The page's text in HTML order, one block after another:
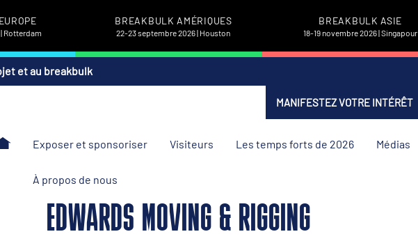
| Rotterdam
BREAKBULK AMÉRIQUES
22-23 septembre 2026 | Houston
BREAKBULK ASIE
18-19 novembre 2026 | Singapour
et au breakbulk
MANIFESTEZ VOTRE INTÉRÊT
Exposer et sponsoriser Visiteurs Les temps forts de 2026 Médias
À propos de nous
EDWARDS MOVING & RIGGING